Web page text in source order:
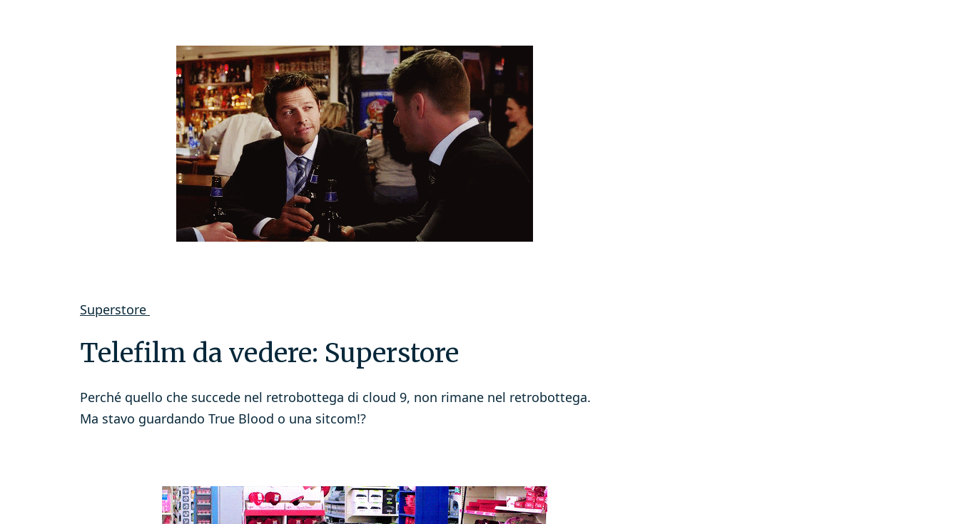
Superstore
Telefilm da vedere: Superstore
Perché quello che succede nel retrobottega di cloud 9, non rimane nel retrobottega.
Ma stavo guardando True Blood o una sitcom!?